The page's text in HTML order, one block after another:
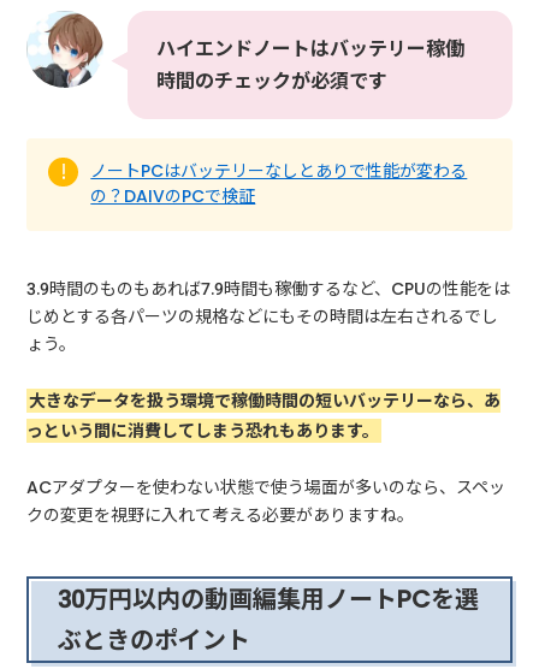
ハイエンドノートはバッテリー稼働
時間のチェックが必須です
ノートPCはバッテリーなしとありで性能が変わる
の？DAIVのPCで検証
3.9時間のものもあれば7.9時間も稼働するなど、CPUの性能をは
じめとする各パーツの規格などにもその時間は左右されるでし
ょう。
大きなデータを扱う環境で稼働時間の短いバッテリーなら、あ
っという間に消費してしまう恐れもあります。
ACアダプターを使わない状態で使う場面が多いのなら、スペッ
クの変更を視野に入れて考える必要がありますね。
30万円以内の動画編集用ノートPCを選
ぶときのポイント